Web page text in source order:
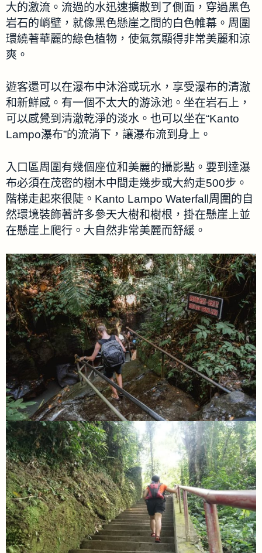
大的激流。流過的水迅速擴散到了側面，穿過黑色
岩石的峭壁，就像黑色懸崖之間的白色帷幕。周圍
環繞著華麗的綠色植物，使氣氛顯得非常美麗和涼
爽。
遊客還可以在瀑布中沐浴或玩水，享受瀑布的清澈
和新鮮感。有一個不太大的游泳池。坐在岩石上，
可以感覺到清澈乾淨的淡水。也可以坐在“Kanto
Lampo瀑布”的流淌下，讓瀑布流到身上。
入口區周圍有幾個座位和美麗的攝影點。要到達瀑
布必須在茂密的樹木中間走幾步或大約走500步。
階梯走起來很陡。Kanto Lampo Waterfall周圍的自
然環境裝飾著許多參天大樹和樹根，掛在懸崖上並
在懸崖上爬行。大自然非常美麗而舒緩。